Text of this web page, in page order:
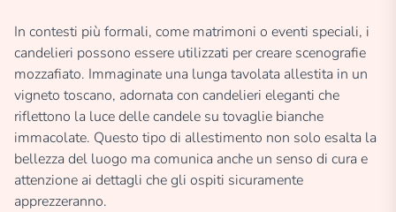
In contesti più formali, come matrimoni o eventi speciali, i
candelieri possono essere utilizzati per creare scenografie
mozzafiato. Immaginate una lunga tavolata allestita in un
vigneto toscano, adornata con candelieri eleganti che
riflettono la luce delle candele su tovaglie bianche
immacolate. Questo tipo di allestimento non solo esalta la
bellezza del luogo ma comunica anche un senso di cura e
attenzione ai dettagli che gli ospiti sicuramente
apprezzeranno.